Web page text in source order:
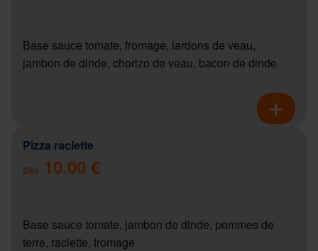
Base sauce tomate, fromage, lardons de veau,
jambon de dinde, chorizo de veau, bacon de dinde
Pizza raclette
Dès 10.00 €
Base sauce tomate, jambon de dinde, pommes de
terre, raclette, fromage